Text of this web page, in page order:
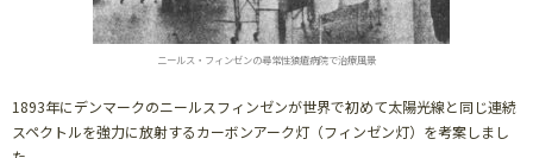
ニールス・フィンゼンの尋常性狼瘡病院で治療風景
1893年にデンマークのニールスフィンゼンが世界で初めて太陽光線と同じ連続
スペクトルを強力に放射するカーボンアーク灯（フィンゼン灯）を考案しまし